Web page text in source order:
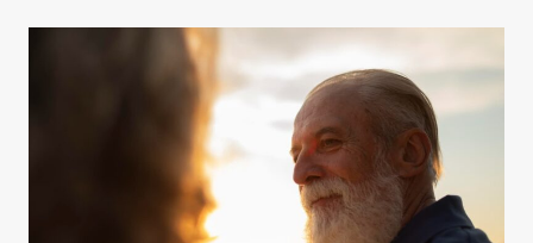
LES
SPORTS
RISQUE
:
CE
QU’IL
FAUT
SAVOIR